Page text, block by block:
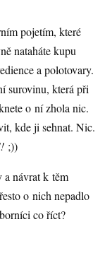
pojetím, které
nataháte kupu
a polotovary.
surovinu, která při
o ní zhola nic.
kde ji sehnat. Nic.
;))
a návrat k těm
o nich nepadlo
co říct?